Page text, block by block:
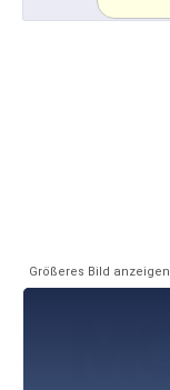
Größeres Bild anzeigen